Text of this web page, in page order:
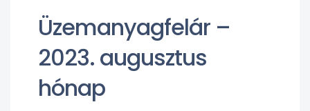
Üzemanyagfelár –
2023. augusztus
hónap